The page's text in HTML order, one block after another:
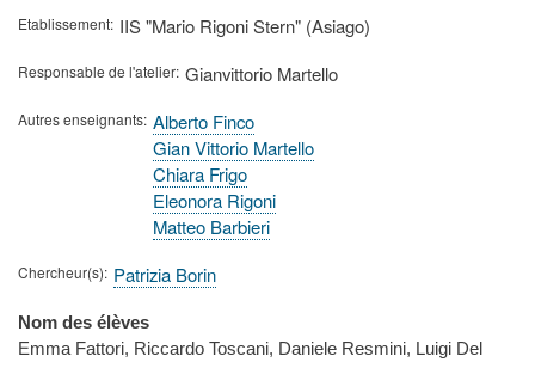
Etablissement IIS "Mario Rigoni Stern" (Asiago)
Responsable de l'atelier Gianvittorio Martello
Autres enseignants Alberto Finco
Gian Vittorio Martello
Chiara Frigo
Eleonora Rigoni
Matteo Barbieri
Chercheur(s) Patrizia Borin
Nom des élèves
Emma Fattori, Riccardo Toscani, Daniele Resmini, Luigi Del